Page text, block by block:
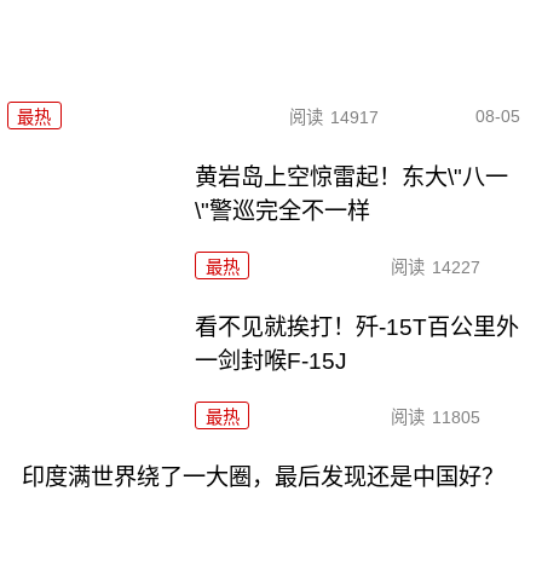
最热 阅读 14917 08-05
黄岩岛上空惊雷起！东大\"八一
\"警巡完全不一样
最热 阅读 14227
看不见就挨打！歼-15T百公里外
一剑封喉F-15J
最热 阅读 11805
印度满世界绕了一大圈，最后发现还是中国好？